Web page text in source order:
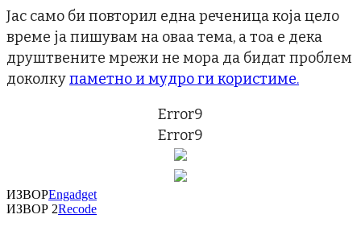
Јас само би повторил една реченица која цело
време ја пишувам на оваа тема, а тоа е дека
друштвените мрежи не мора да бидат проблем
доколкупаметно и мудро ги користиме.
Error9
Error9
ИЗВОРEngadget
ИЗВОР 2Recode